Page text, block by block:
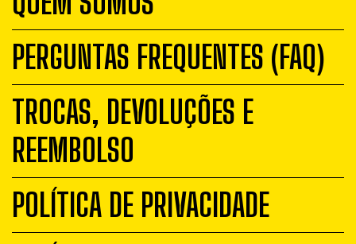
PERGUNTAS FREQUENTES (FAQ)
TROCAS, DEVOLUÇÕES E
REEMBOLSO
POLÍTICA DE PRIVACIDADE